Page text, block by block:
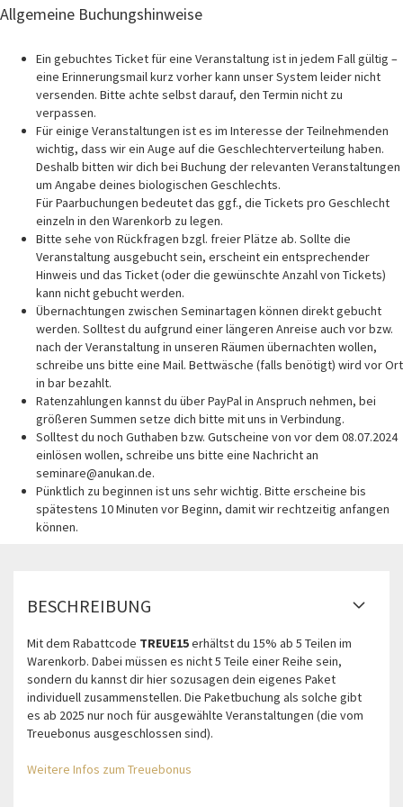
Allgemeine Buchungshinweise
Ein gebuchtes Ticket für eine Veranstaltung ist in jedem Fall gültig –
eine Erinnerungsmail kurz vorher kann unser System leider nicht
versenden. Bitte achte selbst darauf, den Termin nicht zu
verpassen.
Für einige Veranstaltungen ist es im Interesse der Teilnehmenden
wichtig, dass wir ein Auge auf die Geschlechterverteilung haben.
Deshalb bitten wir dich bei Buchung der relevanten Veranstaltungen
um Angabe deines biologischen Geschlechts.
Für Paarbuchungen bedeutet das ggf., die Tickets pro Geschlecht
einzeln in den Warenkorb zu legen.
Bitte sehe von Rückfragen bzgl. freier Plätze ab. Sollte die
Veranstaltung ausgebucht sein, erscheint ein entsprechender
Hinweis und das Ticket (oder die gewünschte Anzahl von Tickets)
kann nicht gebucht werden.
Übernachtungen zwischen Seminartagen können direkt gebucht
werden. Solltest du aufgrund einer längeren Anreise auch vor bzw.
nach der Veranstaltung in unseren Räumen übernachten wollen,
schreibe uns bitte eine Mail. Bettwäsche (falls benötigt) wird vor Ort
in bar bezahlt.
Ratenzahlungen kannst du über PayPal in Anspruch nehmen, bei
größeren Summen setze dich bitte mit uns in Verbindung.
Solltest du noch Guthaben bzw. Gutscheine von vor dem 08.07.2024
einlösen wollen, schreibe uns bitte eine Nachricht an
seminare@anukan.de.
Pünktlich zu beginnen ist uns sehr wichtig. Bitte erscheine bis
spätestens 10 Minuten vor Beginn, damit wir rechtzeitig anfangen
können.
BESCHREIBUNG
Mit dem Rabattcode TREUE15erhältst du 15% ab 5 Teilen im
Warenkorb. Dabei müssen es nicht 5 Teile einer Reihe sein,
sondern du kannst dir hier sozusagen dein eigenes Paket
individuell zusammenstellen. Die Paketbuchung als solche gibt
es ab 2025 nur noch für ausgewählte Veranstaltungen (die vom
Treuebonus ausgeschlossen sind).
Weitere Infos zum Treuebonus